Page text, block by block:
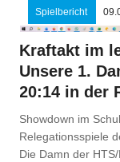
Spielbericht
Kraftakt im
Unsere 1.
20:14 in der
Showdown im
Relegationsspiele
Die Damn der